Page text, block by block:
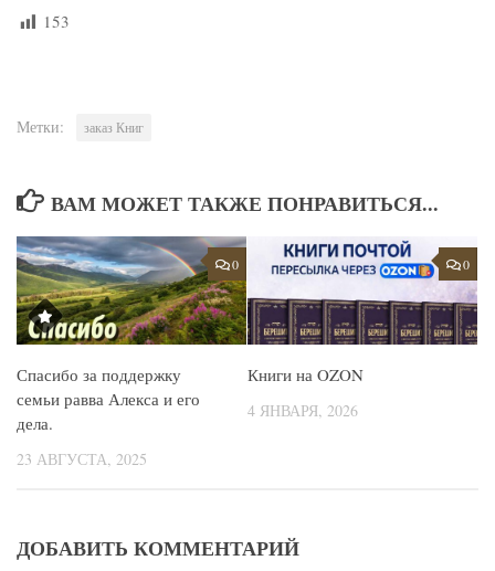
153
Метки: заказ Книг
ВАМ МОЖЕТ ТАКЖЕ ПОНРАВИТЬСЯ...
0
Спасибо за поддержку
семьи равва Алекса и его
дела.
23 АВГУСТА, 2025
0
Книги на OZON
4 ЯНВАРЯ, 2026
ДОБАВИТЬ КОММЕНТАРИЙ